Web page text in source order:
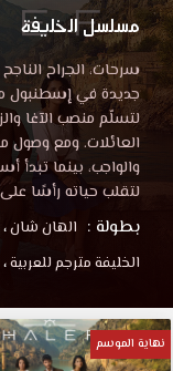
مسلسل الخليفة
سرحات، الجراح
جديدة في إسطنبول
لتسلّم منصب الآغا
العائلات. ومع وصول
والواجب، بينما تبدأ
لتقلب حياته رأسًا
بطولة : الهان شان،
الخليفة مترجم للعربية،
نهاية الموسم